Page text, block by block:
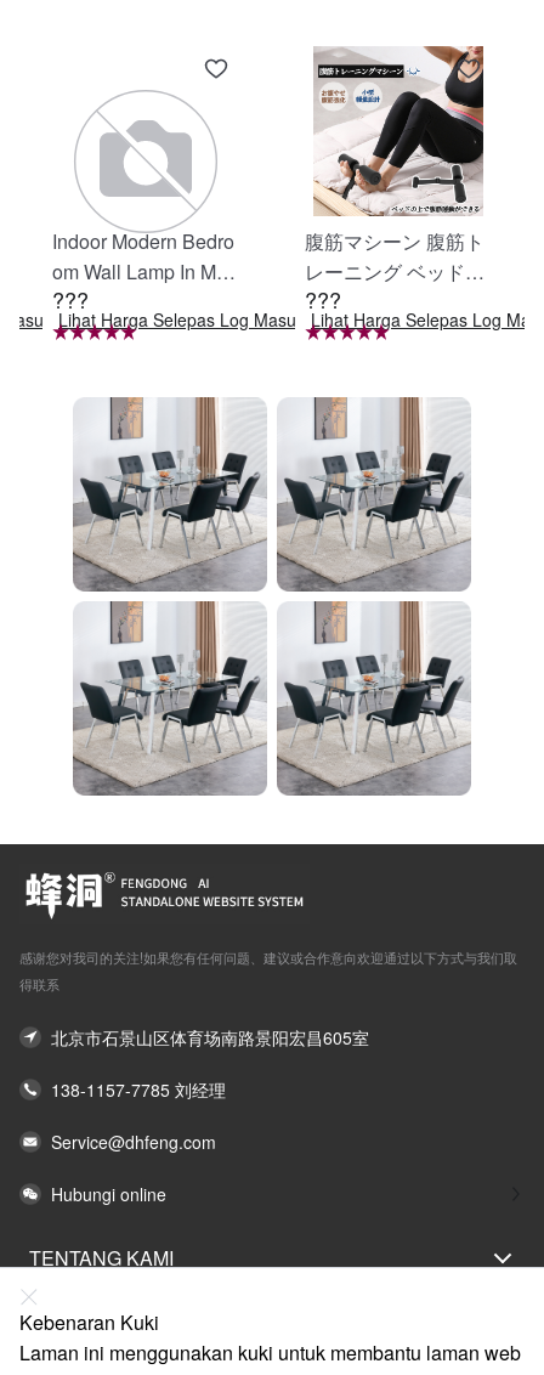
Indoor Modern Bedro
om Wall Lamp In Matt
e Black, Iron Clear Gl
ass Shade,4-Lights E
nity Light
???
Lihat Harga Selepas Log Masuk
腹筋マシーン 腹筋ト
レーニング ベッド固
定 足固定 腹筋器具
腹筋マシン 足を押さ
レーニング器具 エク
ササイズ ダイエット
旅行 自宅 WBGHS-0
1-R
???
Lihat Harga Selepas Log
感谢您对我司的关注!如果您有任何问题、建议或合作意向欢迎通过以下方式与我们取
得联系
北京市石景山区体育场南路景阳宏昌605室
138-1157-7785 刘经理
Service@dhfeng.com
Hubungi online
TENTANG KAMI
PERNYATAAN UNDANG-UNDANG
BANTUAN
Kebenaran Kuki
Laman ini menggunakan kuki untuk membantu laman web